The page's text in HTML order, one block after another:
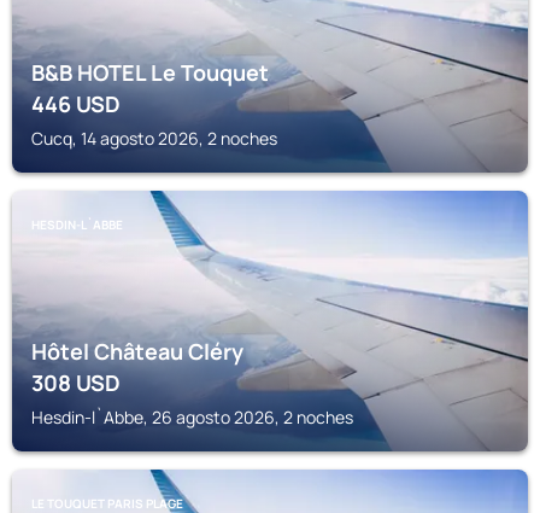
B&B HOTEL Le Touquet
446USD
Cucq, 14 agosto 2026, 2 noches
HESDIN-L`ABBE
Hôtel Château Cléry
308USD
Hesdin-l`Abbe, 26 agosto 2026, 2 noches
LE TOUQUET PARIS PLAGE